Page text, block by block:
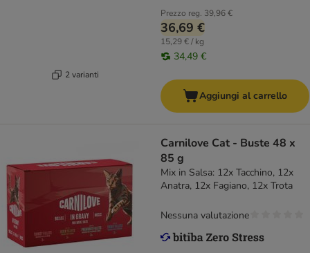
2 varianti
Prezzo reg. 39,96 €
36,69 €
15,29 € / kg
34,49 €
Aggiungi al carrello
Carnilove Cat - Buste 48 x
85 g
Mix in Salsa: 12x Tacchino, 12x
Anatra, 12x Fagiano, 12x Trota
Nessuna valutazione